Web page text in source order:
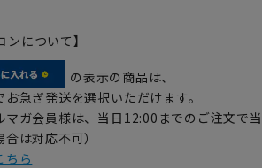
ンについて】
の表示の商品は、
急ぎ発送を選択いただけます。
マガ会員様は、当日12:00までのご注文で
は対応不可）
ちら